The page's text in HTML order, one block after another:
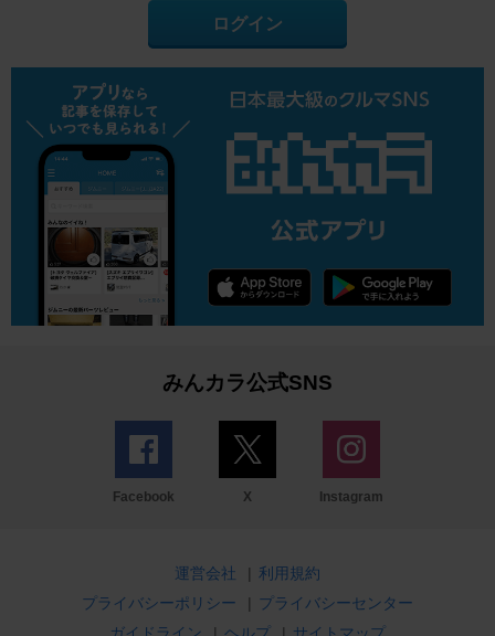
ログイン
みんカラ公式SNS
Facebook X Instagram
運営会社 | 利用規約
プライバシーポリシー
| プライバシーセンター